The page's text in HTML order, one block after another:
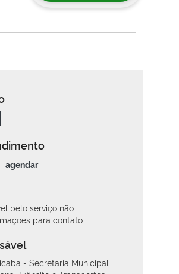
agendar
pelo serviço não
para contato.
- Secretaria Municipal